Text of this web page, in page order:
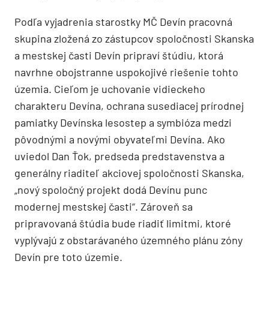
Podľa vyjadrenia starostky MČ Devín pracovná
skupina zložená zo zástupcov spoločnosti Skanska
a mestskej časti Devín pripraví štúdiu, ktorá
navrhne obojstranne uspokojivé riešenie tohto
územia. Cieľom je uchovanie vidieckeho
charakteru Devína, ochrana susediacej prírodnej
pamiatky Devínska lesostep a symbióza medzi
pôvodnými a novými obyvateľmi Devína. Ako
uviedol Dan Ťok, predseda predstavenstva a
generálny riaditeľ akciovej spoločnosti Skanska,
„nový spoločný projekt dodá Devínu punc
modernej mestskej časti“. Zároveň sa
pripravovaná štúdia bude riadiť limitmi, ktoré
vyplývajú z obstarávaného územného plánu zóny
Devín pre toto územie.